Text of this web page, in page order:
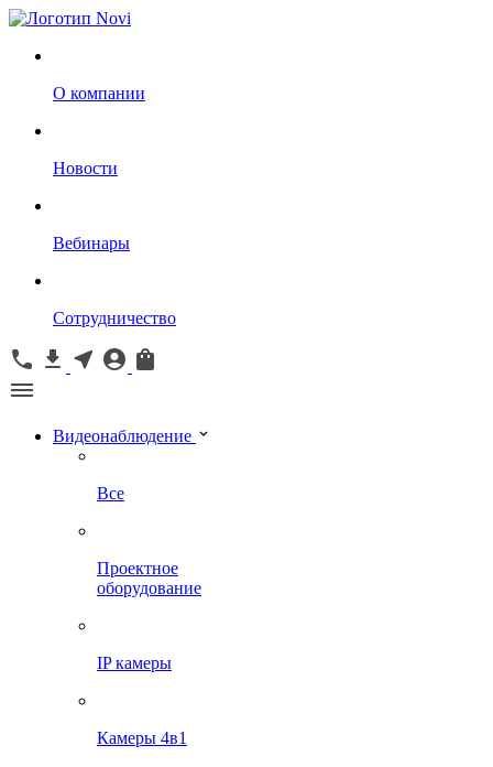
О компании
Новости
Вебинары
Сотрудничество
Видеонаблюдение
Все
Проектное
оборудование
IP камеры
Камеры 4в1